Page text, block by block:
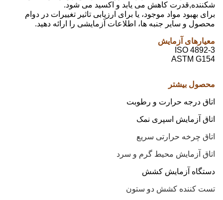
شکننده,قدرت کاهش می یابد و اکسید می شود.
برای بهبود مواد موجود، یا برای ارزیابی تاثیر تغییرات در دوام
محصول و سایر جنبه ها، اطلاعات آزمایشی را ارائه دهید.
معیارهای آزمایش
ISO 4892-3
ASTM G154
محصول بیشتر
اتاق درجه حرارت و رطوبت
اتاق آزمایش اسپری نمک
اتاق چرخه حرارتی سریع
اتاق آزمایش محیط گرم و سرد
دستگاه آزمایش کشش
تست کننده کشش دو ستون